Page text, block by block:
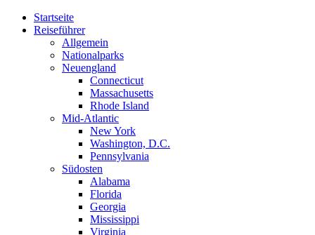
Startseite
Reiseführer
Allgemein
Nationalparks
Neuengland
Connecticut
Massachusetts
Rhode Island
Mid-Atlantic
New York
Washington, D.C.
Pennsylvania
Südosten
Alabama
Florida
Georgia
Mississippi
Virginia